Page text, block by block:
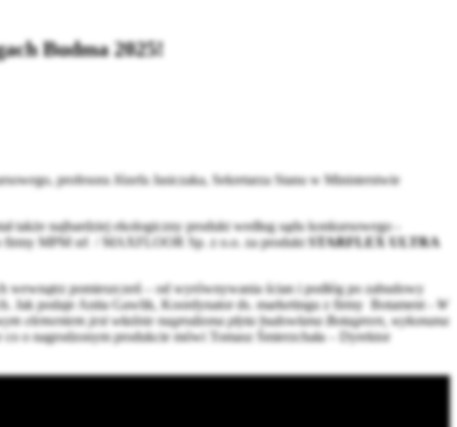
Budma 2025!
profesora Józefa Jasiczaka, Sekretarza Stanu w Ministerstwie
także najbardziej ekologiczny produkt według sądu konkursowego -
firmy MPM srl / MAXFLOOR Sp. z o.o. za produktSTARFLEX ULTRA
pomieszczeń – od wyrównywania ścian i podłóg po zabudowy
Jak podaje Anita Gawlik, Koordynator ds. marketingu z firmy Botament - W
elementem jest właśnie nagrodzona płyta budowlana Botagreen, wykonana
co o nagrodzonym produkcie mówi Tomasz Śmierzchała – Dyrektor